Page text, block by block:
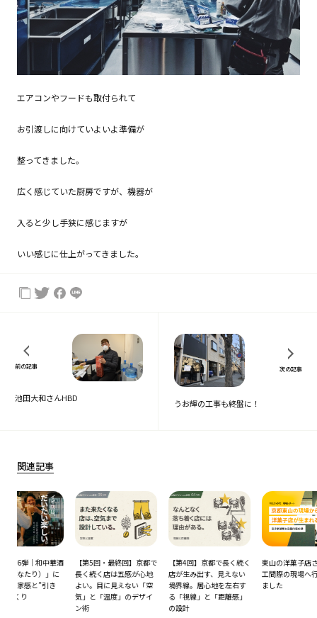
エアコンやフードも取付られて
お引渡しに向けていよいよ準備が
整ってきました。
広く感じていた厨房ですが、機器が
入ると少し手狭に感じますが
いい感じに仕上がってきました。
前の記事
池田大和さんHBD
次の記事
うお輝の工事も終盤に！
関連記事
【第5回・最終回】京都で
長く続く店は五感が心地
よい。目に見えない「空
気」と「温度」のデザイ
【第4回】京都で長く続く
店が生み出す、見えない
境界線。居心地を左右す
る「視線」と「距離感」
東山の洋菓子店さん、竣
工間際の現場へ行ってき
ました
コ
席